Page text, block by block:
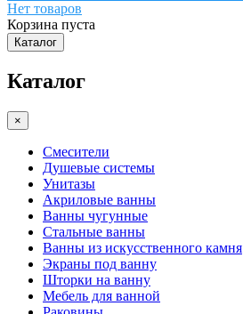
Нет товаров
Корзина пуста
Каталог
Каталог
×
Смесители
Душевые системы
Унитазы
Акриловые ванны
Ванны чугунные
Стальные ванны
Ванны из искусственного камня
Экраны под ванну
Шторки на ванну
Мебель для ванной